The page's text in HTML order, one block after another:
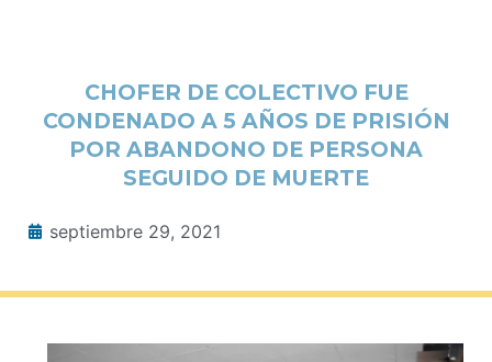
CHOFER DE COLECTIVO FUE
CONDENADO A 5 AÑOS DE PRISIÓN
POR ABANDONO DE PERSONA
SEGUIDO DE MUERTE
septiembre 29, 2021